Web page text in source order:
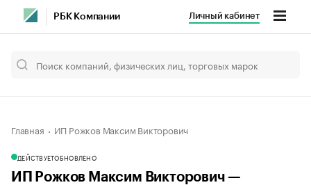
РБК Компании Личный кабинет
Главная ИП Рожков Максим Викторович
ДЕЙСТВУЕТОБНОВЛЕНО
ИП Рожков Максим Викторович —